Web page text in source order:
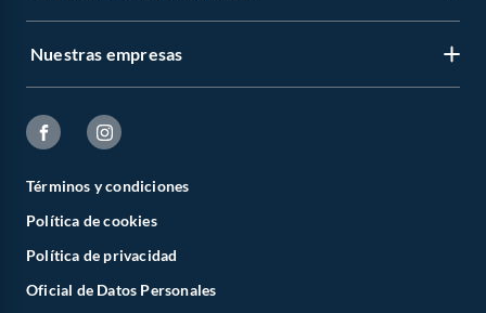
Nuestras empresas
Términos y condiciones
Política de cookies
Política de privacidad
Oficial de Datos Personales